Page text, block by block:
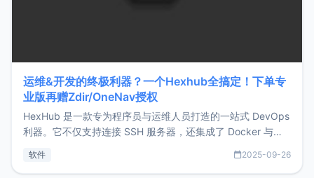
运维&开发的终极利器？一个Hexhub全搞定！下单专
业版再赠Zdir/OneNav授权
HexHub 是一款专为程序员与运维人员打造的一站式 DevOps
利器。它不仅支持连接 SSH 服务器，还集成了 Docker 与常
件间频繁切换，仅凭 HexHub 即可同时搞定运维与数据库操
软件 2025-09-26